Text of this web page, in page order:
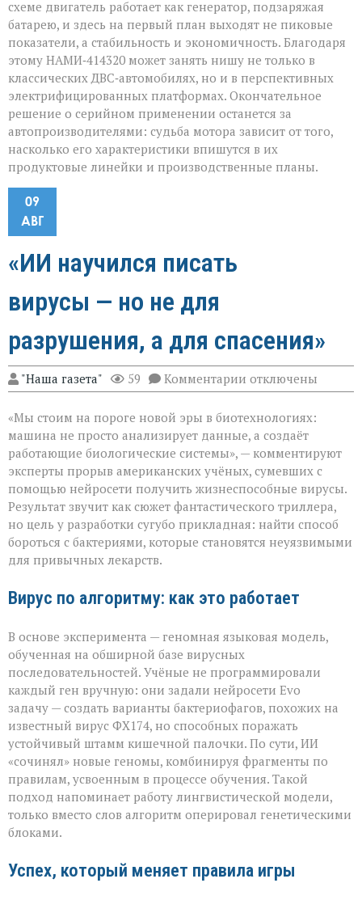
схеме двигатель работает как генератор, подзаряжая
батарею, и здесь на первый план выходят не пиковые
показатели, а стабильность и экономичность. Благодаря
этому НАМИ‑414320 может занять нишу не только в
классических ДВС‑автомобилях, но и в перспективных
электрифицированных платформах. Окончательное
решение о серийном применении останется за
автопроизводителями: судьба мотора зависит от того,
насколько его характеристики впишутся в их
продуктовые линейки и производственные планы.
09
АВГ
«ИИ научился писать
вирусы — но не для
разрушения, а для спасения»
"Наша газета" 59 Комментарии к
записи
научился
писать
вирусы — но
не
для
разрушения,
а
для
спасения»
отключены
«Мы стоим на пороге новой эры в биотехнологиях:
машина не просто анализирует данные, а создаёт
работающие биологические системы», — комментируют
эксперты прорыв американских учёных, сумевших с
помощью нейросети получить жизнеспособные вирусы.
Результат звучит как сюжет фантастического триллера,
но цель у разработки сугубо прикладная: найти способ
бороться с бактериями, которые становятся неуязвимыми
для привычных лекарств.
Вирус по алгоритму: как это работает
В основе эксперимента — геномная языковая модель,
обученная на обширной базе вирусных
последовательностей. Учёные не программировали
каждый ген вручную: они задали нейросети Evo
задачу — создать варианты бактериофагов, похожих на
известный вирус ФХ174, но способных поражать
устойчивый штамм кишечной палочки. По сути, ИИ
«сочинял» новые геномы, комбинируя фрагменты по
правилам, усвоенным в процессе обучения. Такой
подход напоминает работу лингвистической модели,
только вместо слов алгоритм оперировал генетическими
блоками.
Успех, который меняет правила игры